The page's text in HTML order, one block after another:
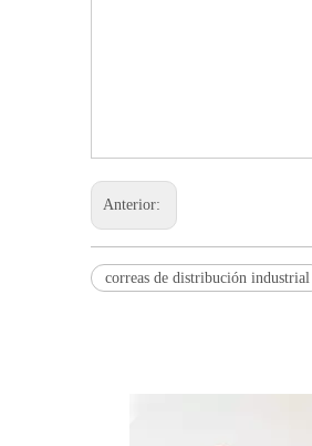
Anterior:
correas de distribución industrial